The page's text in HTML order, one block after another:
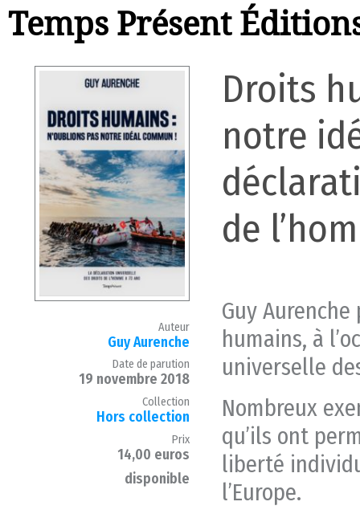
Temps Présent
Droits
notre
de
Guy
humains, à
universelle
Nombreux
qu’ils ont
liberté
l’Europe.
Auteur
Guy Aurenche
Date de parution
19 novembre 2018
Collection
Hors collection
Prix
14,00 euros
disponible